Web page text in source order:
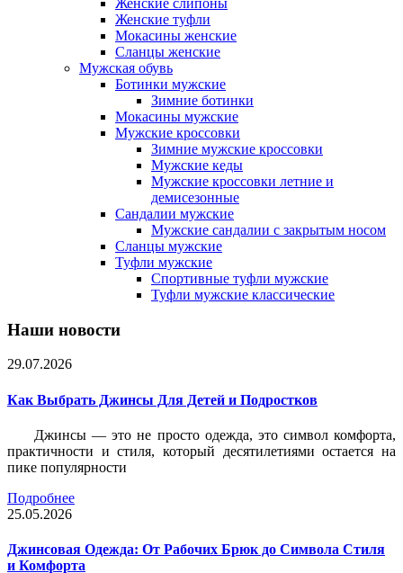
Женские слипоны
Женские туфли
Мокасины женские
Сланцы женские
Мужская обувь
Ботинки мужские
Зимние ботинки
Мокасины мужские
Мужские кроссовки
Зимние мужские кроссовки
Мужские кеды
Мужские кроссовки летние и
демисезонные
Сандалии мужские
Мужские сандалии с закрытым носом
Сланцы мужские
Туфли мужские
Спортивные туфли мужские
Туфли мужские классические
Наши новости
29.07.2026
Как Выбрать Джинсы Для Детей и Подростков
Джинсы — это не просто одежда, это символ комфорта,
практичности и стиля, который десятилетиями остается на
пике популярности
Подробнее
25.05.2026
Джинсовая Одежда: От Рабочих Брюк до Символа Стиля
и Комфорта